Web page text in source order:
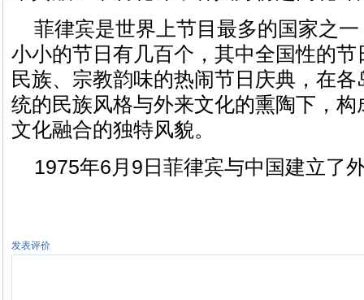
菲律宾是世界上节目最多的国家之
小小的节日有几百个，其中全国性的
民族、宗教韵味的热闹节日庆典，在
统的民族风格与外来文化的熏陶下，
文化融合的独特风貌。
1975年6月9日菲律宾与中国建立了
发表评价